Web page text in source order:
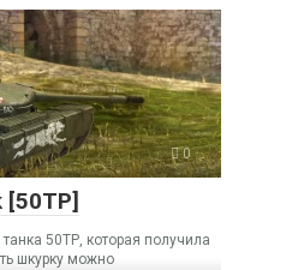
0
50ТР, которая получила
шкурку можно